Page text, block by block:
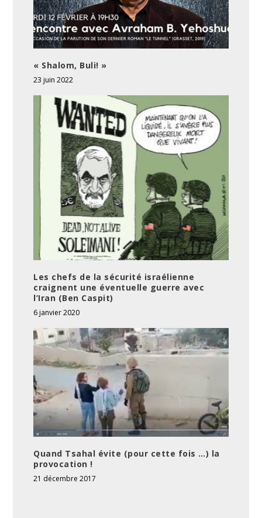
« Shalom, Buli! »
23 juin 2022
Les chefs de la sécurité israélienne
craignent une éventuelle guerre avec
l’Iran (Ben Caspit)
6 janvier 2020
Quand Tsahal évite (pour cette fois …) la
provocation !
21 décembre 2017